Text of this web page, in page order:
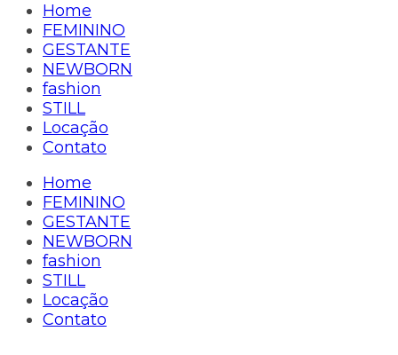
Home
FEMININO
GESTANTE
NEWBORN
fashion
STILL
Locação
Contato
Home
FEMININO
GESTANTE
NEWBORN
fashion
STILL
Locação
Contato